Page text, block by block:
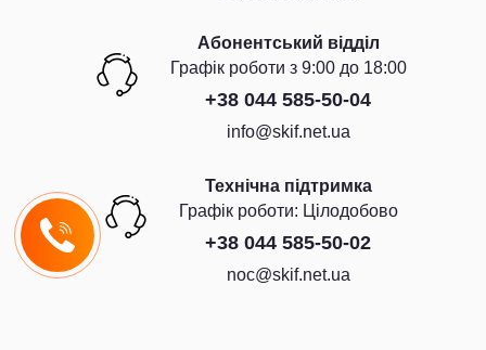
Абонентський відділ
Графiк роботи з 9:00 до 18:00
+38 044 585-50-04
info@skif.net.ua
Технічна підтримка
Графiк роботи: Цiлодобово
+38 044 585-50-02
noc@skif.net.ua